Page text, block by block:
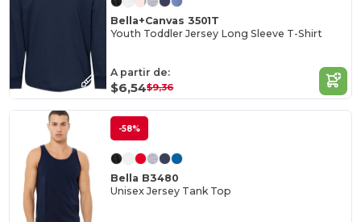
Bella+Canvas 3501T
Youth Toddler Jersey Long Sleeve T-Shirt
A partir de:
$6,54$9,36
-58%
Bella B3480
Unisex Jersey Tank Top